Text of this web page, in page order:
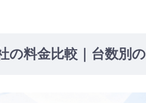
の料金比較｜台数別